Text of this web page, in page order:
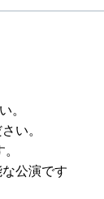
。
い。
公演です